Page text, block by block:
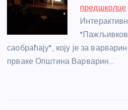
предшколце
саобраћају", коју је за
прваке Општина Варварин…